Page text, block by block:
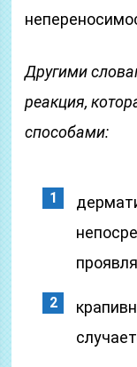
Другими
реакция,
способами: